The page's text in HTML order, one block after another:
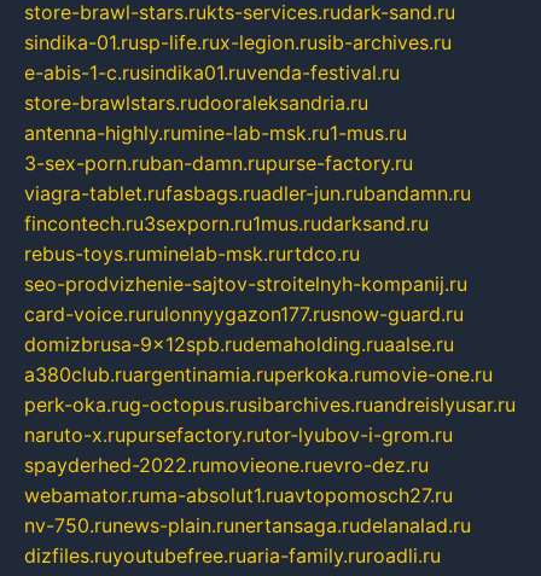
store-brawl-stars.rukts-services.rudark-sand.ru
sindika-01.rusp-life.rux-legion.rusib-archives.ru
e-abis-1-c.rusindika01.ruvenda-festival.ru
store-brawlstars.rudooraleksandria.ru
antenna-highly.rumine-lab-msk.ru1-mus.ru
3-sex-porn.ruban-damn.rupurse-factory.ru
viagra-tablet.rufasbags.ruadler-jun.rubandamn.ru
fincontech.ru3sexporn.ru1mus.rudarksand.ru
rebus-toys.ruminelab-msk.rurtdco.ru
seo-prodvizhenie-sajtov-stroitelnyh-kompanij.ru
card-voice.rurulonnyygazon177.rusnow-guard.ru
domizbrusa-9x12spb.rudemaholding.ruaalse.ru
a380club.ruargentinamia.ruperkoka.rumovie-one.ru
perk-oka.rug-octopus.rusibarchives.ruandreislyusar.ru
naruto-x.rupursefactory.rutor-lyubov-i-grom.ru
spayderhed-2022.rumovieone.ruevro-dez.ru
webamator.ruma-absolut1.ruavtopomosch27.ru
nv-750.runews-plain.runertansaga.rudelanalad.ru
dizfiles.ruyoutubefree.ruaria-family.ruroadli.ru